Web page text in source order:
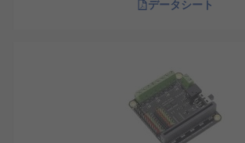
データシート